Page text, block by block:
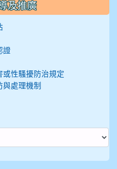
及推廣
證
性騷擾防治規定
處理機制